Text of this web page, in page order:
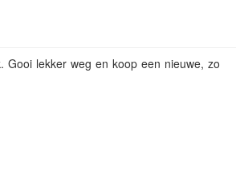
lekker weg en koop een nieuwe, zo